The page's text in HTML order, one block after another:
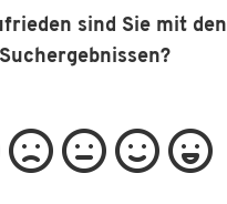
sind Sie mit den
Suchergebnissen?